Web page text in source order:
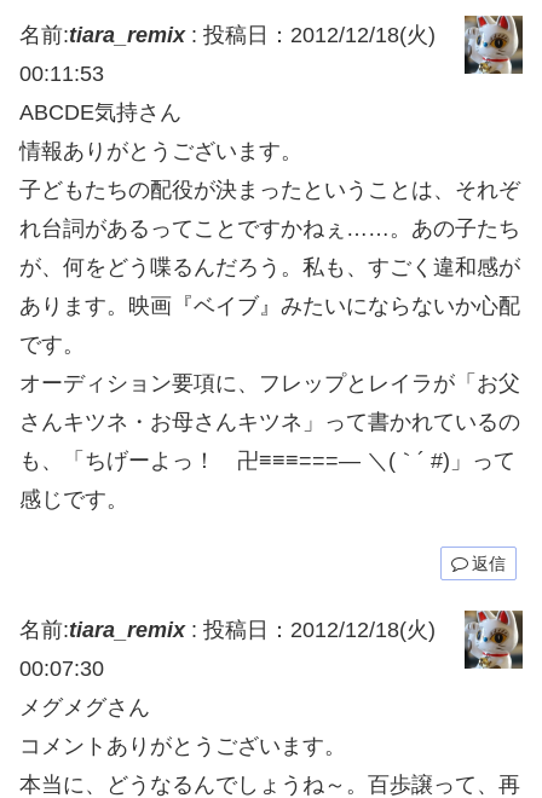
名前:tiara_remix: 投稿日：2012/12/18(火)
00:11:53
ABCDE気持さん
情報ありがとうございます。
子どもたちの配役が決まったということは、それぞ
れ台詞があるってことですかねぇ……。あの子たち
が、何をどう喋るんだろう。私も、すごく違和感が
あります。映画『ベイブ』みたいにならないか心配
です。
オーディション要項に、フレップとレイラが「お父
さんキツネ・お母さんキツネ」って書かれているの
も、「ちげーよっ！ 卍≡≡≡===— ＼(｀´ #)」って
感じです。
返信
名前:tiara_remix: 投稿日：2012/12/18(火)
00:07:30
メグメグさん
コメントありがとうございます。
本当に、どうなるんでしょうね～。百歩譲って、再